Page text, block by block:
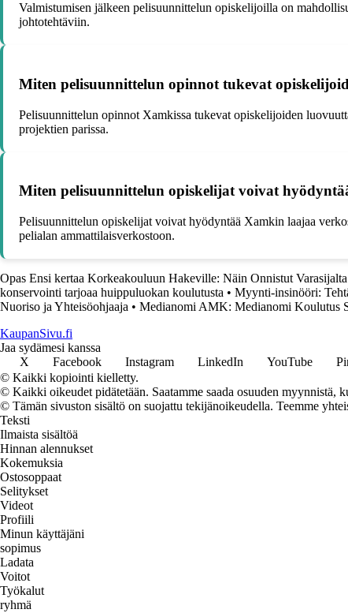
Valmistumisen jälkeen pelisuunnittelun opiskelijoilla on
johtotehtäviin.
Miten pelisuunnittelun opinnot tukevat
Pelisuunnittelun opinnot Xamkissa tukevat opiskelijoiden
projektien parissa.
Miten pelisuunnittelun opiskelijat voivat
Pelisuunnittelun opiskelijat voivat hyödyntää Xamkin laajaa
pelialan ammattilaisverkostoon.
Opas Ensi kertaa Korkeakouluun Hakeville: Näin Onnistut
konservointi tarjoaa huippuluokan koulutusta • Myynti-insinööri:
Nuoriso ja Yhteisöohjaaja • Medianomi AMK: Medianomi Koulutus
KaupanSivu.fi
Jaa sydämesi kanssa
X
Facebook Instagram LinkedIn YouTube
© Kaikki kopiointi kielletty.
© Kaikki oikeudet pidätetään. Saatamme saada osuuden myynnistä,
© Tämän sivuston sisältö on suojattu tekijänoikeudella. Teemme
Teksti
Ilmaista sisältöä
Hinnan alennukset
Kokemuksia
Ostosoppaat
Selitykset
Videot
Profiili
Minun käyttäjäni
sopimus
Ladata
Voitot
Työkalut
ryhmä